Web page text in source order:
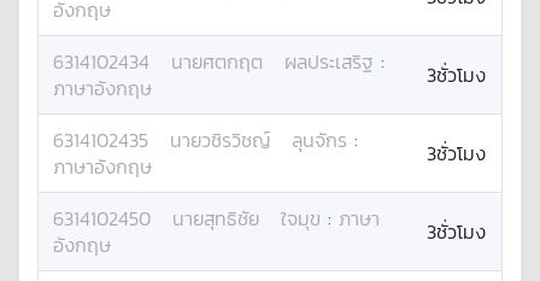
อังกฤษ
6314102434 นายศตกฤต ผลประเสริฐ :
ภาษาอังกฤษ
3ชั่วโมง
6314102435 นายวชิรวิชญ์ ลุนจักร :
ภาษาอังกฤษ
3ชั่วโมง
6314102450 นายสุทธิชัย ใจมุข : ภาษา
อังกฤษ
3ชั่วโมง